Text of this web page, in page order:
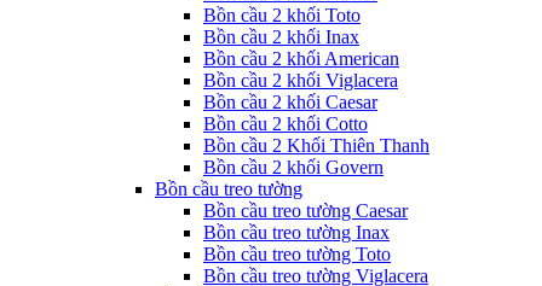
Bồn cầu 2 khối Toto
Bồn cầu 2 khối Inax
Bồn cầu 2 khối American
Bồn cầu 2 khối Viglacera
Bồn cầu 2 khối Caesar
Bồn cầu 2 khối Cotto
Bồn cầu 2 Khối Thiên Thanh
Bồn cầu 2 khối Govern
Bồn cầu treo tường
Bồn cầu treo tường Caesar
Bồn cầu treo tường Inax
Bồn cầu treo tường Toto
Bồn cầu treo tường Viglacera